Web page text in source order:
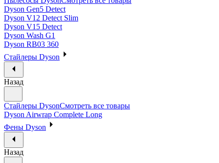
Dyson Gen5 Detect
Dyson V12 Detect Slim
Dyson V15 Detect
Dyson Wash G1
Dyson RB03 360
Стайлеры Dyson
Назад
Стайлеры DysonСмотреть все товары
Dyson Airwrap Complete Long
Фены Dyson
Назад